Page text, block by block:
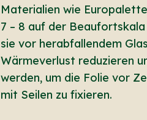
Materialien wie
7 – 8 auf der
sie vor herabfallendem
Wärmeverlust reduzieren
werden, um die Folie vor
mit Seilen zu fixieren.